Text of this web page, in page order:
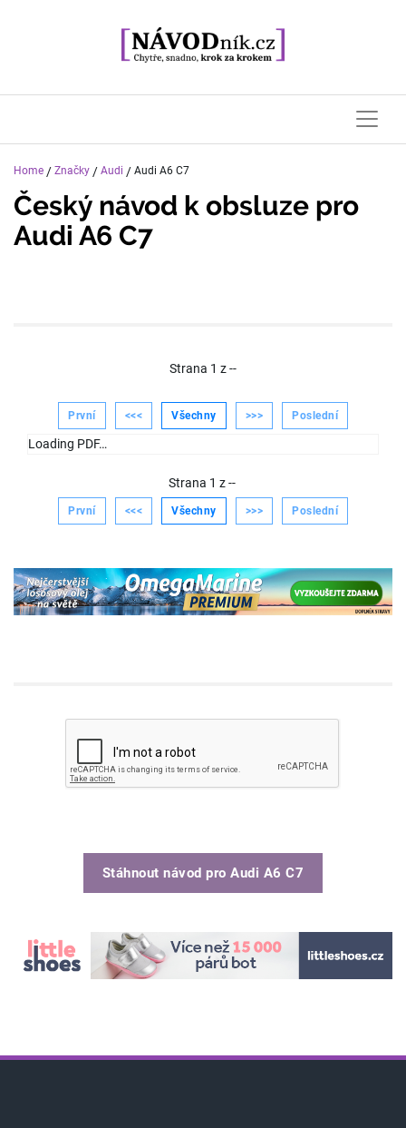
Home / Značky / Audi / Audi A6 C7
Český návod k obsluze pro
Audi A6 C7
Strana 1 z--
První <<< Všechny >>> Poslední
Loading PDF…
Strana 1 z--
První <<< Všechny >>> Poslední
Stáhnout návod proAudi A6 C7